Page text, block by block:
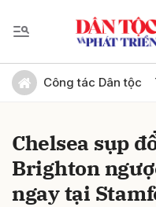
Công tác Dân tộc
Chelsea sụp
Brighton
ngay tại
Gửi bình luận